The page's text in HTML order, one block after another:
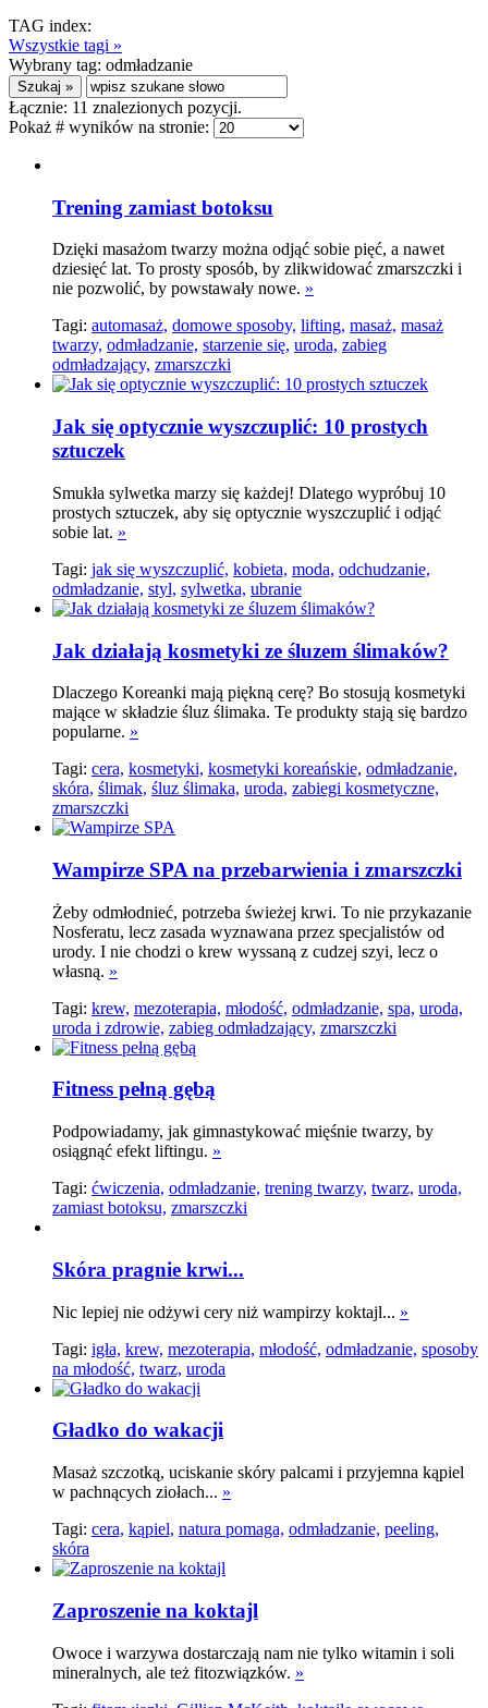
TAG index:
Wszystkie tagi »
Wybrany tag: odmładzanie
Łącznie: 11 znalezionych pozycji.
Pokaż # wyników na stronie:
Trening zamiast botoksu
Dzięki masażom twarzy można odjąć sobie pięć, a nawet
dziesięć lat. To prosty sposób, by zlikwidować zmarszczki i
nie pozwolić, by powstawały nowe. »
Tagi: automasaż, domowe sposoby, lifting, masaż, masaż
twarzy, odmładzanie, starzenie się, uroda, zabieg
odmładzający, zmarszczki
Jak się optycznie wyszczuplić: 10 prostych
sztuczek
Smukła sylwetka marzy się każdej! Dlatego wypróbuj 10
prostych sztuczek, aby się optycznie wyszczuplić i odjąć
sobie lat. »
Tagi: jak się wyszczuplić, kobieta, moda, odchudzanie,
odmładzanie, styl, sylwetka, ubranie
Jak działają kosmetyki ze śluzem ślimaków?
Dlaczego Koreanki mają piękną cerę? Bo stosują kosmetyki
mające w składzie śluz ślimaka. Te produkty stają się bardzo
popularne. »
Tagi: cera, kosmetyki, kosmetyki koreańskie, odmładzanie,
skóra, ślimak, śluz ślimaka, uroda, zabiegi kosmetyczne,
zmarszczki
Wampirze SPA na przebarwienia i zmarszczki
Żeby odmłodnieć, potrzeba świeżej krwi. To nie przykazanie
Nosferatu, lecz zasada wyznawana przez specjalistów od
urody. I nie chodzi o krew wyssaną z cudzej szyi, lecz o
własną. »
Tagi: krew, mezoterapia, młodość, odmładzanie, spa, uroda,
uroda i zdrowie, zabieg odmładzający, zmarszczki
Fitness pełną gębą
Podpowiadamy, jak gimnastykować mięśnie twarzy, by
osiągnąć efekt liftingu. »
Tagi: ćwiczenia, odmładzanie, trening twarzy, twarz, uroda,
zamiast botoksu, zmarszczki
Skóra pragnie krwi...
Nic lepiej nie odżywi cery niż wampirzy koktajl... »
Tagi: igła, krew, mezoterapia, młodość, odmładzanie, sposoby
na młodość, twarz, uroda
Gładko do wakacji
Masaż szczotką, uciskanie skóry palcami i przyjemna kąpiel
w pachnących ziołach... »
Tagi: cera, kąpiel, natura pomaga, odmładzanie, peeling,
skóra
Zaproszenie na koktajl
Owoce i warzywa dostarczają nam nie tylko witamin i soli
mineralnych, ale też fitozwiązków. »